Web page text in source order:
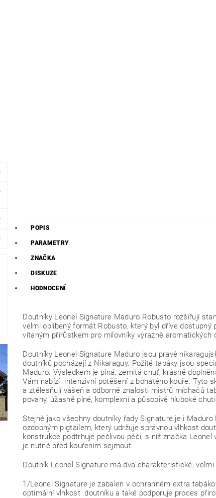
POPIS
PARAMETRY
ZNAČKA
DISKUZE
HODNOCENÍ
Doutníky Leonel Signature Maduro Robusto rozšiřují
velmi oblíbený formát Robusto, který byl dříve dostupný
vítaným přírůstkem pro milovníky výrazně
Doutníky Leonel Signature Maduro jsou pravé
doutníků pocházejí z Nikaraguy. Požité tabáky jsou
Maduro. Výsledkem je plná, zemitá chuť, krásně
Vám nabízí intenzivní potěšení z bohatého kouře. Tyto
a ztělesňují vášeň a odborné znalosti mistrů míchačů
povahy, úžasně plné, komplexní a působivě hluboké
Stejně jako všechny doutníky řady Signature je i
ozdobným pigtailem, který udržuje správnou vlhkost
konstrukce podtrhuje pečlivou péči, s níž značka
je nutné před kouřením sejmout.
Doutník Leonel Signature má dva charakteristické,
1/Leonel Signature je zabalen v ochranném extra
optimální vlhkost doutníku a také podporuje proces